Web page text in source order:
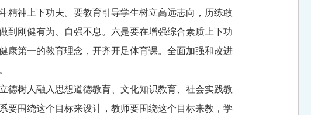
精神上下功夫。要教育引导学生树立高远志向，历练敢
到刚健有为、自强不息。六是要在增强综合素质上下功
康第一的教育理念，开齐开足体育课。全面加强和改进
德树人融入思想道德教育、文化知识教育、社会实践教
要围绕这个目标来设计，教师要围绕这个目标来教，学